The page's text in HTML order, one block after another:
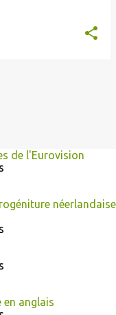
de l'Eurovision
néerlandaise
en anglais